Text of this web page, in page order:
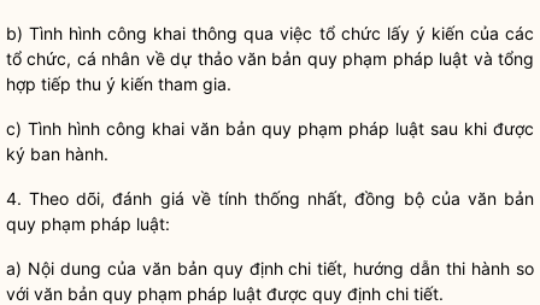
b) Tình hình công khai thông qua việc tổ chức lấy ý kiến của các
tổ chức, cá nhân về dự thảo văn bản quy phạm pháp luật và tổng
hợp tiếp thu ý kiến tham gia.
c) Tình hình công khai văn bản quy phạm pháp luật sau khi được
ký ban hành.
4. Theo dõi, đánh giá về tính thống nhất, đồng bộ của văn bản
quy phạm pháp luật:
a) Nội dung của văn bản quy định chi tiết, hướng dẫn thi hành so
với văn bản quy phạm pháp luật được quy định chi tiết.